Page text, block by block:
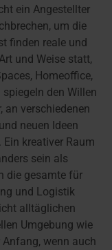
ein Angestellter
um die
finden reale und
und Weise statt,
Homeoffice,
den Willen
an verschiedenen
neuen Ideen
kreativer Raum
sein als
die gesamte für
und Logistik
alltäglichen
Umgebung wie
wenn auch